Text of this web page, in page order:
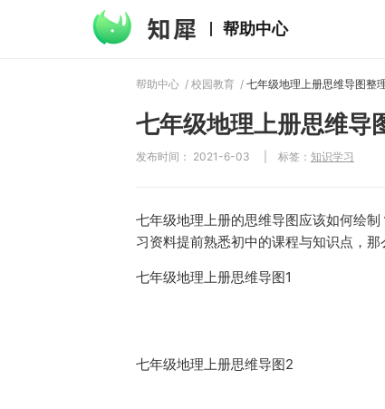
帮助中心
帮助中心 / 校园教育 /
七年级地理上册思维导
发布时间： 2021-6-03 标签： 知识学习
七年级地理上册的思维导图应该如何绘
习资料提前熟悉初中的课程与知识点，
七年级地理上册思维导图1
七年级地理上册思维导图2